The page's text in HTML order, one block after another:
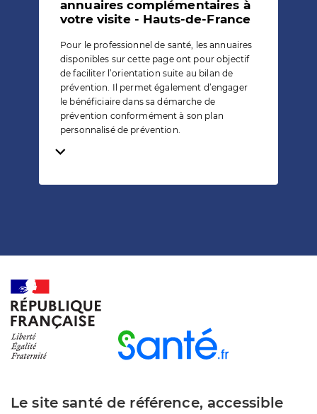
annuaires complémentaires à
votre visite - Hauts-de-France
Pour le professionnel de santé, les annuaires
disponibles sur cette page ont pour objectif
de faciliter l’orientation suite au bilan de
prévention. Il permet également d’engager
le bénéficiaire dans sa démarche de
prévention conformément à son plan
personnalisé de prévention.
Temps de lecture
Le site santé de référence, accessible